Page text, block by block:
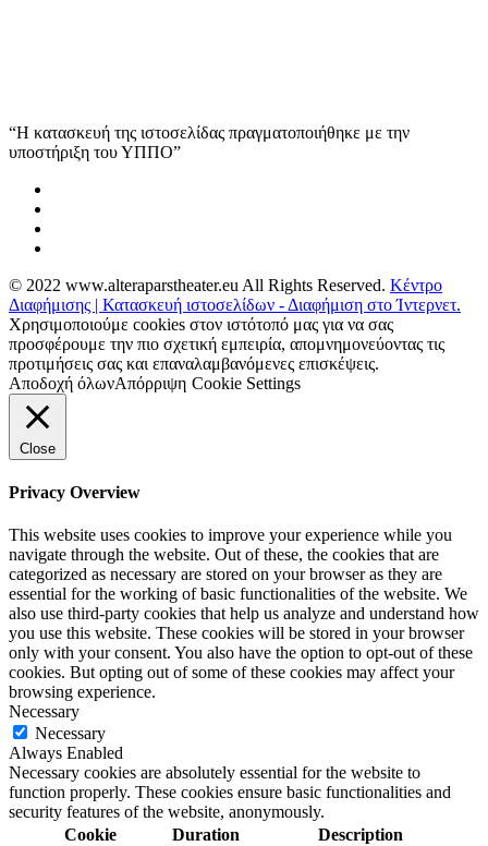
“Η κατασκευή της ιστοσελίδας πραγματοποιήθηκε με την
υποστήριξη του ΥΠΠΟ”
© 2022 www.alteraparstheater.eu All Rights Reserved. Κέντρο
Διαφήμισης | Κατασκευή ιστοσελίδων - Διαφήμιση στο Ίντερνετ.
Χρησιμοποιούμε cookies στον ιστότοπό μας για να σας
προσφέρουμε την πιο σχετική εμπειρία, απομνημονεύοντας τις
προτιμήσεις σας και επαναλαμβανόμενες επισκέψεις.
Αποδοχή όλωνΑπόρριψη Cookie Settings
Close
Privacy Overview
This website uses cookies to improve your experience while you
navigate through the website. Out of these, the cookies that are
categorized as necessary are stored on your browser as they are
essential for the working of basic functionalities of the website. We
also use third-party cookies that help us analyze and understand how
you use this website. These cookies will be stored in your browser
only with your consent. You also have the option to opt-out of these
cookies. But opting out of some of these cookies may affect your
browsing experience.
Necessary
Necessary
Always Enabled
Necessary cookies are absolutely essential for the website to
function properly. These cookies ensure basic functionalities and
security features of the website, anonymously.
Cookie
Duration Description